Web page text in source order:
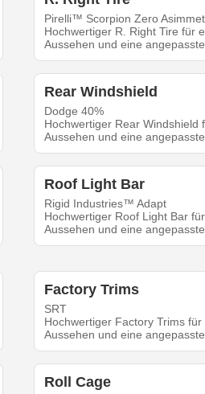
Pirelli™ Scorpion Zero
Hochwertiger R. Right Tire für
Aussehen und eine angepasste
Rear Windshield
Dodge 40%
Hochwertiger Rear Windshield
Aussehen und eine angepasste
Roof Light Bar
Rigid Industries™ Adapt
Hochwertiger Roof Light Bar
Aussehen und eine angepasste
Factory Trims
SRT
Hochwertiger Factory Trims
Aussehen und eine angepasste
Roll Cage